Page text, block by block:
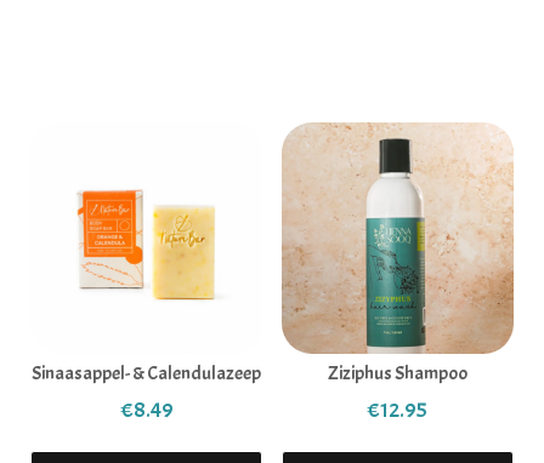
Sinaasappel- & Calendulazeep
€8.49
Ziziphus Shampoo
€12.95